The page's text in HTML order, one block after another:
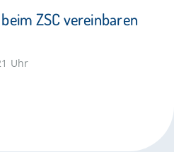
ZSC vereinbaren
Uhr